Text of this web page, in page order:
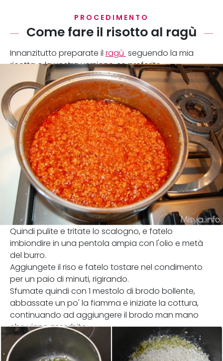
PROCEDIMENTO
Come fare il risotto al ragù
Innanzitutto preparate il ragù seguendo la mia
ricetta o la vostra versione, se preferite.
Quindi pulite e tritate lo scalogno, e fatelo
imbiondire in una pentola ampia con l'olio e metà
del burro.
Aggiungete il riso e fatelo tostare nel condimento
per un paio di minuti, rigirando.
Sfumate quindi con 1 mestolo di brodo bollente,
abbassate un po' la fiamma e iniziate la cottura,
continuando ad aggiungere il brodo man mano
che viene assorbito.